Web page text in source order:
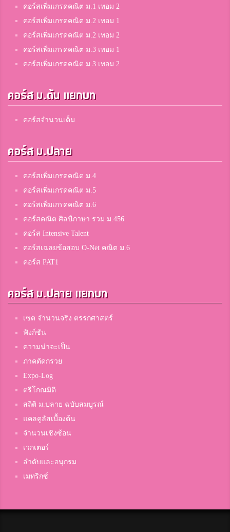
คอร์สเพิ่มเกรดคณิต ม.1 เทอม 2
คอร์สเพิ่มเกรดคณิต ม.2 เทอม 1
คอร์สเพิ่มเกรดคณิต ม.2 เทอม 2
คอร์สเพิ่มเกรดคณิต ม.3 เทอม 1
คอร์สเพิ่มเกรดคณิต ม.3 เทอม 2
คอร์ส ม.ต้น แยกบท
คอร์สจำนวนเต็ม
คอร์ส ม.ปลาย
คอร์สเพิ่มเกรดคณิต ม.4
คอร์สเพิ่มเกรดคณิต ม.5
คอร์สเพิ่มเกรดคณิต ม.6
คอร์สคณิต ศิลป์ภาษา รวม ม.456
คอร์ส Intensive Talent
คอร์สเฉลยข้อสอบ O-Net คณิต ม.6
คอร์ส PAT1
คอร์ส ม.ปลาย แยกบท
เซต จำนวนจริง ตรรกศาสตร์
ฟังก์ชัน
ความน่าจะเป็น
ภาคตัดกรวย
Expo-Log
ตรีโกณมิติ
สถิติ ม.ปลาย ฉบับสมบูรณ์
แคลคูลัสเบื้องต้น
จำนวนเชิงซ้อน
เวกเตอร์
ลำดับและอนุกรม
เมทริกซ์